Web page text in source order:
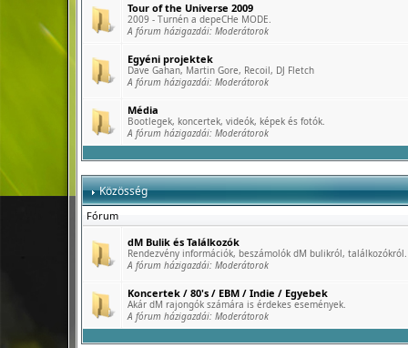
Tour of the Universe 2009
2009 - Turnén a depeCHe MODE.
A fórum házigazdái: Moderátorok
Egyéni projektek
Dave Gahan, Martin Gore, Recoil, DJ Fletch
A fórum házigazdái: Moderátorok
Média
Bootlegek, koncertek, videók, képek és fotók.
A fórum házigazdái: Moderátorok
Közösség
Fórum
dM Bulik és Találkozók
Rendezvény információk, beszámolók dM bulikról, találkozókról.
A fórum házigazdái: Moderátorok
Koncertek / 80's / EBM / Indie / Egyebek
Akár dM rajongók számára is érdekes események.
A fórum házigazdái: Moderátorok